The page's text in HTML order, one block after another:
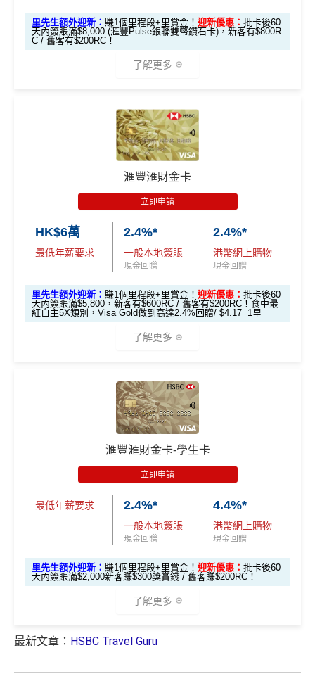
合共高達
$1,000「獎賞
錢」 (相等於1
0,000里)
$200「獎賞
錢」 (相等於2,
*持卡人需於發卡後60日內完成累積簽賬滿
：於合資格信用卡批核日起計之過去1
2個月內曾取消任何滙豐個人信用卡基本卡。 迎新條款：
贈/ $2.78=1里
經常有特別Bonus, e.g.HSBC萬寧 HSBC百老匯或其他
HSBC信用卡優惠
每月結單週期首HK$10,000網上銀行ebanking繳費有0.
4%回贈，市面上絕大部份銀行已沒有相關回贈
夠多夠密
獎賞錢有效期於簽賬後最多2年，最少1年(按簽賬年度
玩法相對複雜，要注意既限時優惠/條款/最低簽賬要求
多，唔識玩平日本地簽賬只得$25=1里
如果唔中最紅自主六類別，平日簽賬得$25=1里
查看更多信用卡詳情及分析...
m賺1個里程段+里賞金❗️（由里先生派出🎯38新會員額
外里賞金#）
#每1里賞金 ≈ HK$1，可兌換FPS轉數快回贈！詳情
全新信用卡客
戶
滙豐easy卡基
$600「獎賞
「易賞錢」積
「獎賞錢」)
「易賞錢」積
「獎賞錢」)
分期計劃優惠
（≥HK$20,00
0，12個月或以
$200 「獎賞
錢」
不適用
1年
$900「獎賞
錢」
錢」
求。 #免費「易賞錢」VIP會籍：
需要係發卡後30日內成
功綁定滙豐easy卡到「易賞錢」App，而易賞錢會籍會於
綁定後4個月內生效。不可獲享迎新
：於合資格信用卡批
卡。 迎新條款：滙豐迎新條款
✅優點
滙豐新舊客戶都可以食迎新
里先生額外迎新： 賺1個里程段+里賞金！ 迎新優惠： 批卡後60
天內簽賬滿$8,000 (滙豐Pulse銀聯雙幣鑽石卡)，新客有$800R
C / 舊客有$200RC！
了解更多
*（基本「獎賞錢」0.4%+「最紅自主獎賞
銀聯雙幣Pulse鑽石卡迎新
滙豐 Pulse銀聯卡申請網址：MrMiles.hk/hsbc-unionpay-a
里先生加碼： 申請完填Form
MrMiles.hk/hsbc-unionpa
y-pulse-form
賺1個里程段+里賞金
❗️（由里先生派出🎯3
8新會員額外里賞金#）
#每1里賞金 ≈ HK$1，可兌換FPS轉數快回贈！詳情MrMil
es.hk/mmcredit
戶
$800「獎賞
錢」
期計劃優惠 （≥H
期）
$200 「獎賞
錢」
不適用
$1,000「獎賞
*持卡人需於發卡後60日內完成累積簽賬滿HK$8,000要
滙豐滙財金卡
立即申請
HK$6萬
最低年薪要求
2.4%*
一般本地簽賬
現金回贈
2.4%*
港幣網上購物
現金回贈
里先生額外迎新： 賺1個里程段+里賞金！ 迎新優惠： 批卡後60
天內簽賬滿$5,800，新客有$600RC / 舊客有$200RC！食中最
紅自主5X類別，Visa Gold做到高達2.4%回贈/ $4.17=1里
了解更多
*以上為最高之回贈，需配合HSBC最紅自主獎賞
HSBC 滙財金卡迎新
滙豐滙財金卡申請網址：MrMiles.hk/hsbc-gold-apply
m賺1個里程段+ 里賞金❗️（由里先生派出🎯38新會員額
es.hk/mmcredit
滙豐滙財金卡迎新
滙豐滙財金卡迎新優惠
滙豐滙財金卡-學生卡
立即申請
最低年薪要求 2.4%*
一般本地簽賬
現金回贈
4.4%*
港幣網上購物
現金回贈
里先生額外迎新： 賺1個里程段+里賞金！ 迎新優惠： 批卡後60
天內簽賬滿$2,000新客賺$300獎賞錢 / 舊客賺$200RC！
了解更多
*（基本「獎賞錢」0.4%+「最紅自主獎賞
最新文章： HSBC Travel Guru